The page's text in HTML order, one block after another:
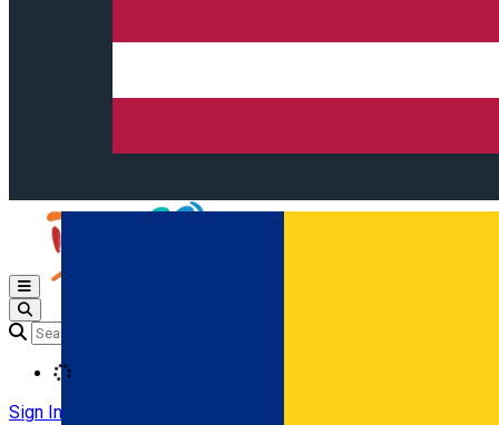
Open main menu
Sign In